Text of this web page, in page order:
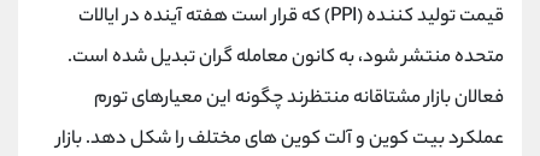
قیمت تولید کننده (PPI) که قرار است هفته آینده در ایالات
متحده منتشر شود، به کانون معامله گران تبدیل شده است.
فعالان بازار مشتاقانه منتظرند چگونه این معیارهای تورم
عملکرد بیت کوین و آلت کوین های مختلف را شکل دهد. بازار